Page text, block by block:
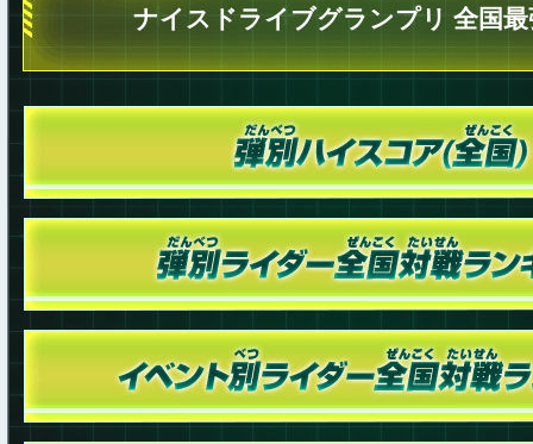
ナイスドライブグランプリ 全国